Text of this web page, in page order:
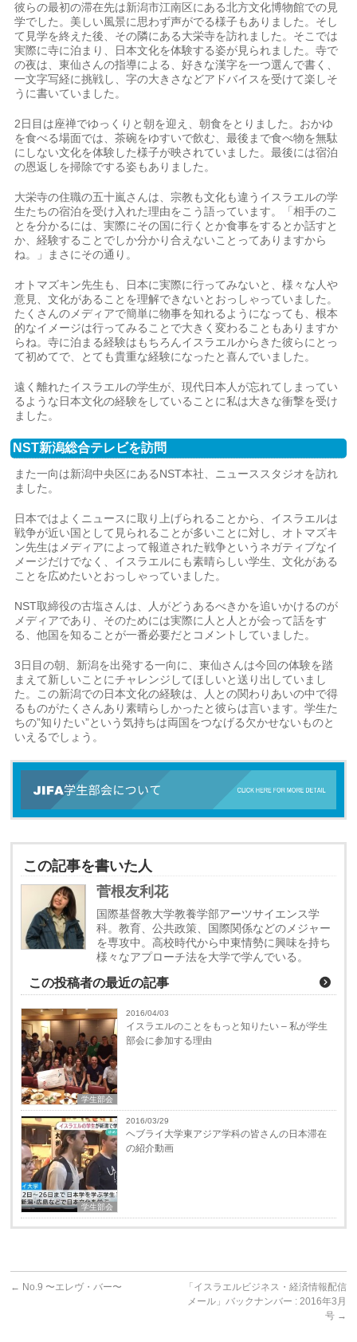
彼らの最初の滞在先は新潟市江南区にある北方文化博物館での見
学でした。美しい風景に思わず声がでる様子もありました。そし
て見学を終えた後、その隣にある大栄寺を訪れました。そこでは
実際に寺に泊まり、日本文化を体験する姿が見られました。寺で
の夜は、東仙さんの指導による、好きな漢字を一つ選んで書く、
一文字写経に挑戦し、字の大きさなどアドバイスを受けて楽しそ
うに書いていました。
2日目は座禅でゆっくりと朝を迎え、朝食をとりました。おかゆ
を食べる場面では、茶碗をゆすいで飲む、最後まで食べ物を無駄
にしない文化を体験した様子が映されていました。最後には宿泊
の恩返しを掃除でする姿もありました。
大栄寺の住職の五十嵐さんは、宗教も文化も違うイスラエルの学
生たちの宿泊を受け入れた理由をこう語っています。「相手のこ
とを分かるには、実際にその国に行くとか食事をするとか話すと
か、経験することでしか分かり合えないことってありますから
ね。」まさにその通り。
オトマズキン先生も、日本に実際に行ってみないと、様々な人や
意見、文化があることを理解できないとおっしゃっていました。
たくさんのメディアで簡単に物事を知れるようになっても、根本
的なイメージは行ってみることで大きく変わることもありますか
らね。寺に泊まる経験はもちろんイスラエルからきた彼らにとっ
て初めてで、とても貴重な経験になったと喜んでいました。
遠く離れたイスラエルの学生が、現代日本人が忘れてしまってい
るような日本文化の経験をしていることに私は大きな衝撃を受け
ました。
NST新潟総合テレビを訪問
また一向は新潟中央区にあるNST本社、ニューススタジオを訪れ
ました。
日本ではよくニュースに取り上げられることから、イスラエルは
戦争が近い国として見られることが多いことに対し、オトマズキ
ン先生はメディアによって報道された戦争というネガティブなイ
メージだけでなく、イスラエルにも素晴らしい学生、文化がある
ことを広めたいとおっしゃっていました。
NST取締役の古塩さんは、人がどうあるべきかを追いかけるのが
メディアであり、そのためには実際に人と人とが会って話をす
る、他国を知ることが一番必要だとコメントしていました。
3日目の朝、新潟を出発する一向に、東仙さんは今回の体験を踏
まえて新しいことにチャレンジしてほしいと送り出していまし
た。この新潟での日本文化の経験は、人との関わりあいの中で得
るものがたくさんあり素晴らしかったと彼らは言います。学生た
ちの”知りたい”という気持ちは両国をつなげる欠かせないものと
いえるでしょう。
この記事を書いた人
菅根友利花
国際基督教大学教養学部アーツサイエンス学
科。教育、公共政策、国際関係などのメジャー
を専攻中。高校時代から中東情勢に興味を持ち
様々なアプローチ法を大学で学んでいる。
この投稿者の最近の記事
学生部会
2016/04/03
イスラエルのことをもっと知りたい – 私が学生
部会に参加する理由
学生部会
2016/03/29
ヘブライ大学東アジア学科の皆さんの日本滞在
の紹介動画
← No.9 〜エレヴ・バー〜
「イスラエルビジネス・経済情報配信
メール」バックナンバー : 2016年3月
号 →